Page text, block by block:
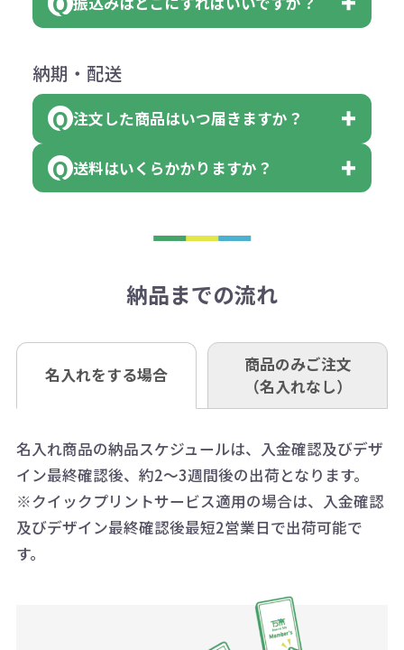
【色指定の仕方】
に必要な個数を入力ください。
※10個単位など購入できる単位が決
はまらない数を入力すると、アラー
アラートに従って数を調整してくだ
その際不良品については送料着払い
ください。
（商品の状態により、対応が変わる
※不良商品をご返却いただけない場
います。あらかじめご了承くださ
※不良商品は商品到着後7営業日以
お問合せ先
AM10:00～PM5:00（土・日・祝日を
除く平日）
（提供価格（商品代）+名入れ費用
×色数
※例えば2色印刷の場合には、名入
れ費用が2倍、製版代が2倍必要で
相談下さい。
なお、印刷代はボリュームディスカ
同じ版で多くの数量を印刷すると、1
個当たりの印刷代単価がお安くなり
一方、数量が少なく一定数に満たな
い場合は、単価計算ではなく、印刷
代の基本料金を一式頂戴する場合が
ございます。
商品や印刷方法によって異なります
ので、予めご了承ください。
詳しくはこちらはご確認ください。
領収書のダウンロード
会員様はマイページより各種帳票の
詳しくはこちらはご確認ください。
領収書のダウンロード
下記口座にお願いします。
■三菱UFJ銀行
小田井支店（おたいしてん）
■ゆうちょ銀行（振替口座）
口座名 株式会社モノベーション
※振り込み手数料はお客さま負担と
なりますのでご注意ください。
納期・配送
注文した商品はいつ届きますか？
既製品の場合、ご入金確認後3営業
ご入金確認後約3週間となります。
定しているものもあります。
あれば、午前中までにご注文とご入
金いただければ翌日着でお送りする
お急ぎの場合、ご相談ください。最
大限努力いたします。
送料はいくらかかりますか？
き別途申し受けます。
も複数ヶ所への納品の場合、別途送
料頂戴する場合がございます。
詳細はこちらご確認ください。
配送について
納品までの流れ
名入れをする場合
商品のみご注文
（名入れなし）
名入れ商品の納品スケジュールは、入金確認及びデザ
イン最終確認後、約2～3週間後の出荷となります。
※クイックプリントサービス適用の場合は、入金確認
及びデザイン最終確認後最短2営業日で出荷可能で
す。